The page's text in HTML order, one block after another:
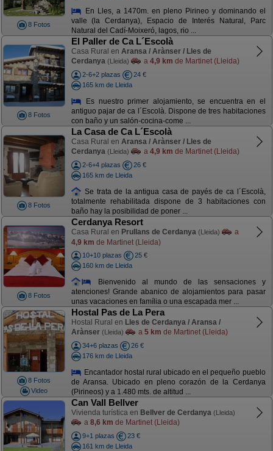
8 Fotos
En Lles, a 1470m. en pleno Pirineo y dominando el
valle (la Cerdanya), Espacio de Interés Natural, Parc
Natural del Cadí-Moixeró, lagos, rio ...
8 Fotos
El Paller de Ca L´Escolà
Casa Rural en Aransa / Arànser / Lles de
Cerdanya (Lleida) a 4,9 km de Martinet (Lleida)
2-6+2 plazas
24 €
165 km de Lleida
Es nuestro primer alojamiento, se encuentra en el
antiguo pajar de ca l´Escolà. Dispone de tres habitaciones
con baño y un salón-cocina-come ...
8 Fotos
La Casa de Ca L´Escolà
Casa Rural en Aransa / Arànser / Lles de
Cerdanya (Lleida) a 4,9 km de Martinet (Lleida)
2-6+4 plazas
26 €
165 km de Lleida
Se trata de la antigua casa de payés de ca l´Escolà,
totalmente rehabilitada dispone de 3 habitaciones con
baño hay la posibilidad de poner ...
8 Fotos
Cerdanya Resort
Casa Rural en Prullans de Cerdanya (Lleida)
a
4,9 km de Martinet (Lleida)
10+10 plazas
25 €
160 km de Lleida
Bienvenido al mundo de las sensaciones y
atenciones! Grande abanico de alojamientos para pasar
unas vacaciones en família o una escapada mer ...
8 Fotos
Video
Hostal Pas de La Pera
Hostal Rural en Lles de Cerdanya / Aransa /
Arànser (Lleida) a 5 km de Martinet (Lleida)
34+6 plazas
26 €
176 km de Lleida
Encantador hostal rural ubicado en el pequeño pueblo
de Aransa. Ubicado en pleno corazón de la Cerdanya
(Pirineos) y a 1.480 mts. de altitud ...
Can Vall Bellver
Vivienda turística en Bellver de Cerdanya (Lleida)
a 8,6 km de Martinet (Lleida)
9+1 plazas
23 €
161 km de Lleida